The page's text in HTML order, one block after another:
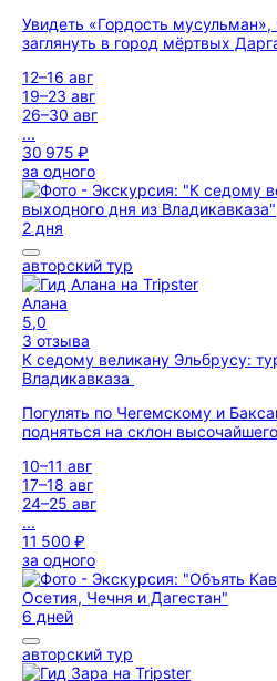
Увидеть «Гордость мусульман»,
заглянуть в город мёртвых
12–16 авг
19–23 авг
26–30 авг
...
30 975 ₽
за одного
2 дня
авторский тур
Алана
5,0
3 отзыва
К седому великану Эльбрусу:
Владикавказа
Погулять по Чегемскому и
подняться на склон
10–11 авг
17–18 авг
24–25 авг
...
11 500 ₽
за одного
6 дней
авторский тур